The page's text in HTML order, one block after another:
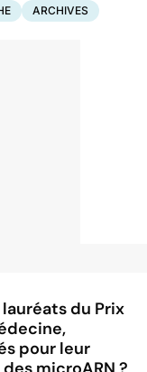
ARCHIVES
du Prix
pour leur